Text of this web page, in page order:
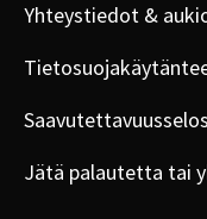
Yhteystiedot &
Jätä palautetta tai